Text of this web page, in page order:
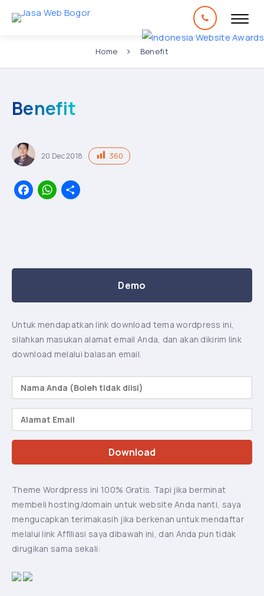
Home Benefit
Benefit
20 Dec2018 360
Facebook
WhatsApp
Demo
Untuk mendapatkan link download tema wordpress ini,
silahkan masukan alamat email Anda, dan akan dikirim link
download melalui balasan email.
Theme Wordpress ini 100% Gratis. Tapi jika berminat
membeli hosting/domain untuk website Anda nanti, saya
mengucapkan terimakasih jika berkenan untuk mendaftar
melalui link Affiliasi saya dibawah ini, dan Anda pun tidak
dirugikan sama sekali: